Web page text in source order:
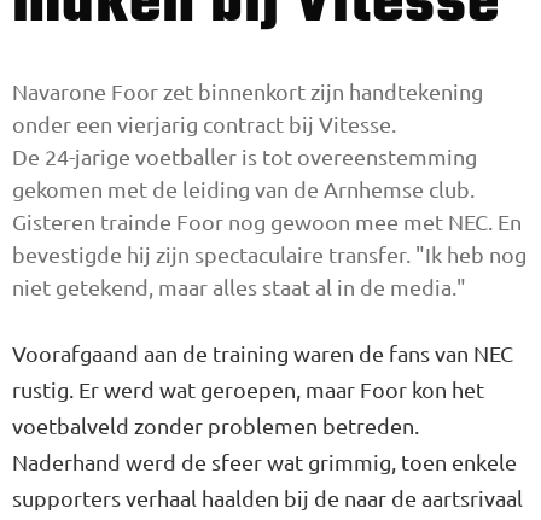
Navarone Foor zet binnenkort zijn handtekening
onder een vierjarig contract bij Vitesse.
De 24-jarige voetballer is tot overeenstemming
gekomen met de leiding van de Arnhemse club.
Gisteren trainde Foor nog gewoon mee met NEC. En
bevestigde hij zijn spectaculaire transfer. "Ik heb nog
niet getekend, maar alles staat al in de media."
Voorafgaand aan de training waren de fans van NEC
rustig. Er werd wat geroepen, maar Foor kon het
voetbalveld zonder problemen betreden.
Naderhand werd de sfeer wat grimmig, toen enkele
supporters verhaal haalden bij de naar de aartsrivaal